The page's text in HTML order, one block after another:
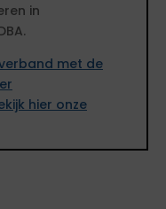
in
met de
hier onze